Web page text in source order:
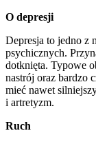
O depresji
Depresja to jedno z
psychicznych.
dotknięta. Typowe
nastrój oraz bardzo
mieć nawet
i artretyzm.
Ruch